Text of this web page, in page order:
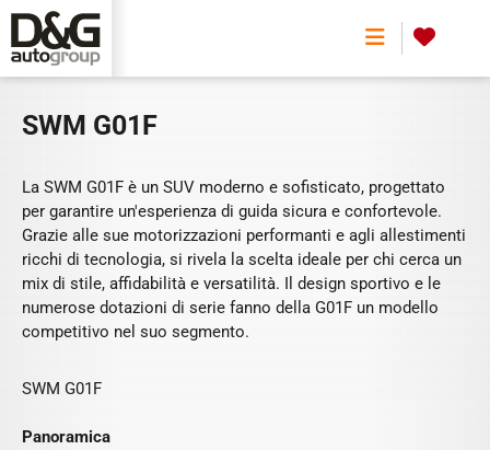
SWM G01F
La SWM G01F è un SUV moderno e sofisticato, progettato
per garantire un'esperienza di guida sicura e confortevole.
Grazie alle sue motorizzazioni performanti e agli allestimenti
ricchi di tecnologia, si rivela la scelta ideale per chi cerca un
mix di stile, affidabilità e versatilità. Il design sportivo e le
numerose dotazioni di serie fanno della G01F un modello
competitivo nel suo segmento.
SWM G01F
Panoramica